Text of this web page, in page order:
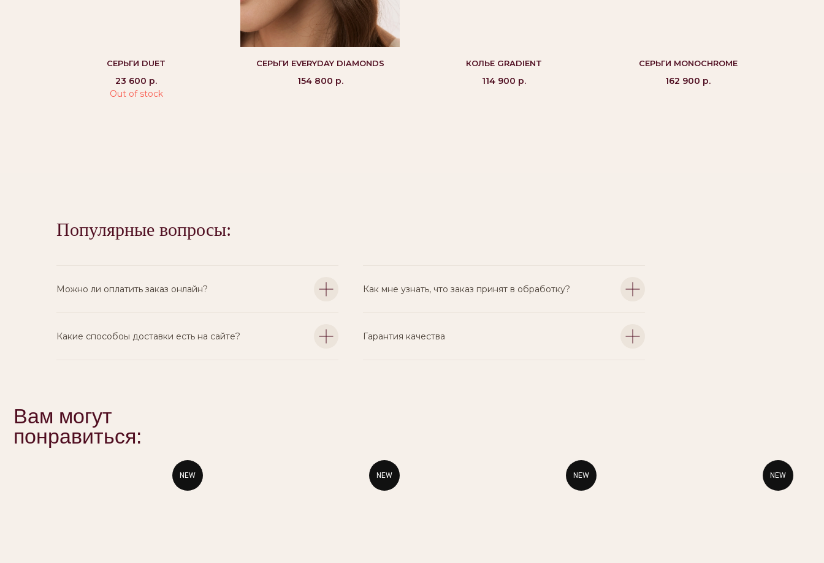
СЕРЬГИ DUET
23 600 р.
Out of stock
СЕРЬГИ EVERYDAY DIAMONDS
154 800 р.
КОЛЬЕ GRADIENT
114 900 р.
СЕРЬГИ MONOCHROME
162 900 р.
Популярные вопросы:
Можно ли оплатить заказ онлайн? Как мне узнать, что заказ принят в обработку?
Какие способоы доставки есть на сайте? Гарантия качества
NEW NEW NEW NEW